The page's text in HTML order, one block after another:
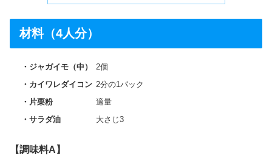
材料（4人分）
ジャガイモ（中）
2個
カイワレダイコン 2分の1パック
片栗粉
適量
サラダ油
大さじ3
【調味料A】